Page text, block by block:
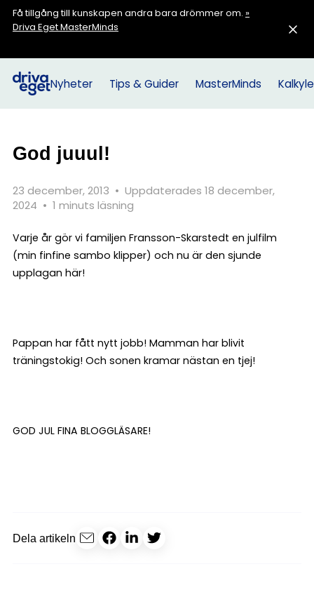
Få tillgång till kunskapen andra bara drömmer om. »
Driva Eget MasterMinds
Nyheter Tips & Guider MasterMinds
God juuul!
23 december, 2013 • Uppdaterades 18 december,
2024 • 1 minuts läsning
Varje år gör vi familjen Fransson-Skarstedt en julfilm
(min finfine sambo klipper) och nu är den sjunde
upplagan här!
Pappan har fått nytt jobb! Mamman har blivit
träningstokig! Och sonen kramar nästan en tjej!
GOD JUL FINA BLOGGLÄSARE!
Dela artikeln